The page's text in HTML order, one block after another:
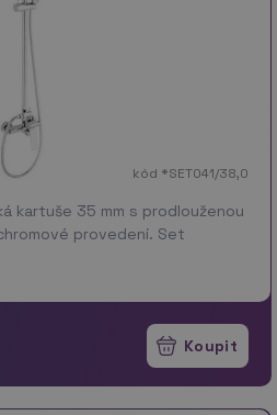
kód *SET041/38,0
kartuše 35 mm s prodlouženou
provedení. Set